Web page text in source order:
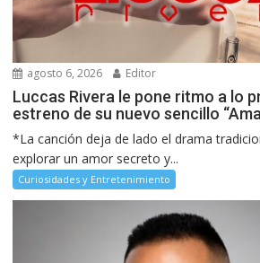
agosto 6, 2026 Editor
Luccas Rivera le pone ritmo a lo
estreno de su nuevo sencillo
*La canción deja de lado el drama
explorar un amor secreto y...
Curiosidades y Entretenimiento